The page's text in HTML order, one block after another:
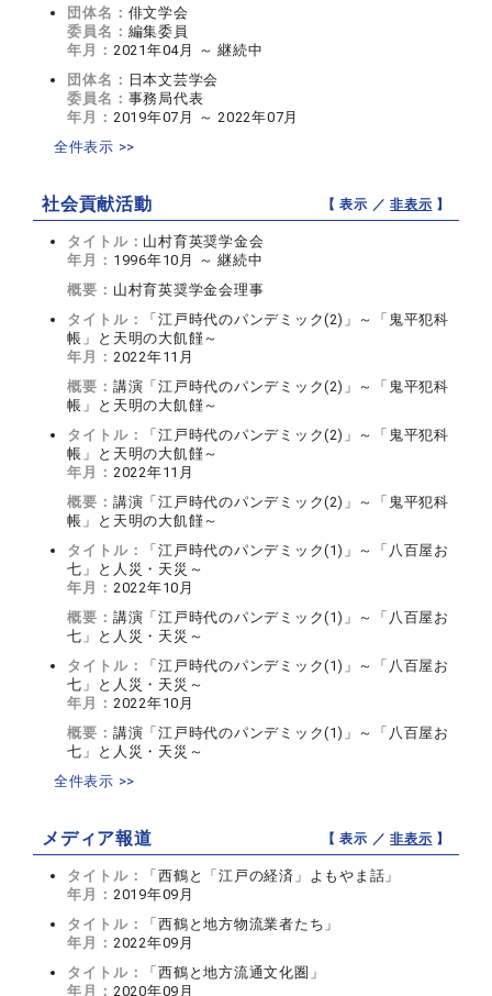
団体名： 俳文学会
委員名： 編集委員
年月： 2021年04月 ～ 継続中
団体名： 日本文芸学会
委員名： 事務局代表
年月： 2019年07月 ～ 2022年07月
全件表示 >>
社会貢献活動 【 表示 ／非表示 】
タイトル： 山村育英奨学金会
年月： 1996年10月 ～ 継続中
概要： 山村育英奨学金会理事
タイトル：
「江戸時代のパンデミック(2)」～「鬼平犯科
帳」と天明の大飢饉～
年月： 2022年11月
概要： 講演「江戸時代のパンデミック(2)」～「鬼平犯科
帳」と天明の大飢饉～
タイトル：
「江戸時代のパンデミック(2)」～「鬼平犯科
帳」と天明の大飢饉～
年月： 2022年11月
概要： 講演「江戸時代のパンデミック(2)」～「鬼平犯科
帳」と天明の大飢饉～
タイトル：
「江戸時代のパンデミック(1)」～「八百屋お
七」と人災・天災～
年月： 2022年10月
概要： 講演「江戸時代のパンデミック(1)」～「八百屋お
七」と人災・天災～
タイトル：
「江戸時代のパンデミック(1)」～「八百屋お
七」と人災・天災～
年月： 2022年10月
概要： 講演「江戸時代のパンデミック(1)」～「八百屋お
七」と人災・天災～
全件表示 >>
メディア報道 【 表示 ／非表示 】
タイトル：
「西鶴と「江戸の経済」よもやま話」
年月： 2019年09月
タイトル：
「西鶴と地方物流業者たち」
年月： 2022年09月
タイトル：
「西鶴と地方流通文化圏」
年月： 2020年09月